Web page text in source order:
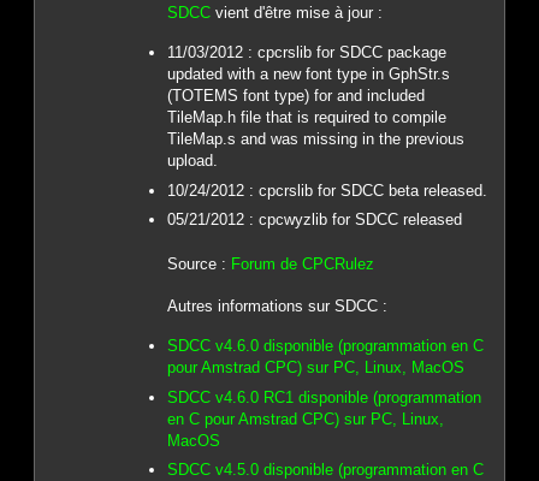
SDCCvient d'être mise à jour :
11/03/2012 : cpcrslib for SDCC package
updated with a new font type in GphStr.s
(TOTEMS font type) for and included
TileMap.h file that is required to compile
TileMap.s and was missing in the previous
upload.
10/24/2012 : cpcrslib for SDCC beta released.
05/21/2012 : cpcwyzlib for SDCC released
Source : Forum de CPCRulez
Autres informations sur SDCC :
SDCC v4.6.0 disponible (programmation en C
pour Amstrad CPC) sur PC, Linux, MacOS
SDCC v4.6.0 RC1 disponible (programmation
en C pour Amstrad CPC) sur PC, Linux,
MacOS
SDCC v4.5.0 disponible (programmation en C